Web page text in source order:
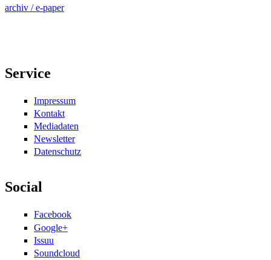
archiv / e-paper
Service
Impressum
Kontakt
Mediadaten
Newsletter
Datenschutz
Social
Facebook
Google+
Issuu
Soundcloud